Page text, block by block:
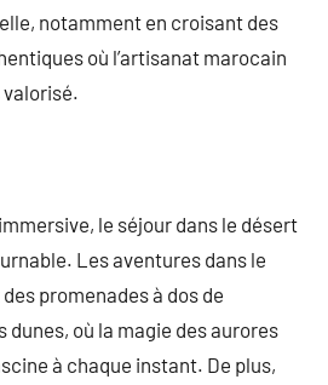
notamment en croisant des
où l’artisanat marocain
le séjour dans le désert
Les aventures dans le
promenades à dos de
dunes, où la magie des aurores
à chaque instant. De plus,